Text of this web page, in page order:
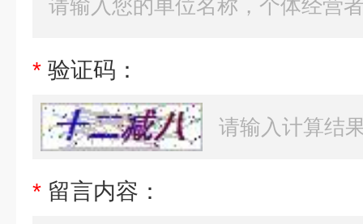
* 验证码：
* 留言内容：